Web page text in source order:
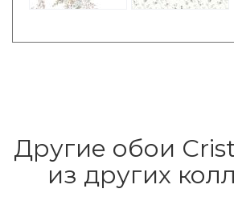
Другие обои
из других